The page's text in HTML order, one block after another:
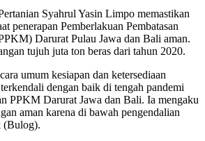
Syahrul Yasin Limpo memastikan
penerapan Pemberlakuan Pembatasan
Darurat Pulau Jawa dan Bali aman.
tujuh juta ton beras dari tahun 2020.
umum kesiapan dan ketersediaan
dengan baik di tengah pandemi
PPKM Darurat Jawa dan Bali. Ia mengaku
aman karena di bawah pengendalian
(Bulog).